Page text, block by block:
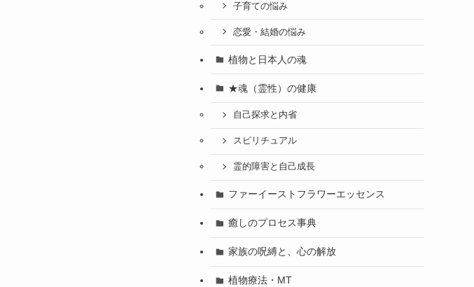
子育ての悩み
恋愛・結婚の悩み
植物と日本人の魂
★魂（霊性）の健康
自己探求と内省
スピリチュアル
霊的障害と自己成長
ファーイーストフラワーエッセンス
癒しのプロセス事典
家族の呪縛と、心の解放
植物療法・MT